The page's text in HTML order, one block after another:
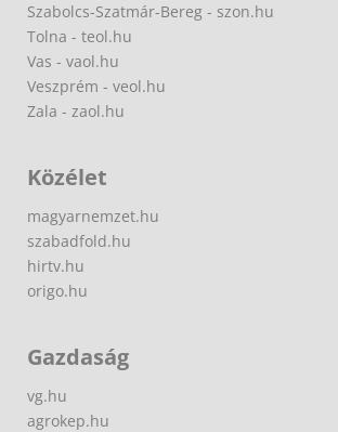
Szabolcs-Szatmár-Bereg - szon.hu
Tolna - teol.hu
Vas - vaol.hu
Veszprém - veol.hu
Zala - zaol.hu
Közélet
magyarnemzet.hu
szabadfold.hu
hirtv.hu
origo.hu
Gazdaság
vg.hu
agrokep.hu